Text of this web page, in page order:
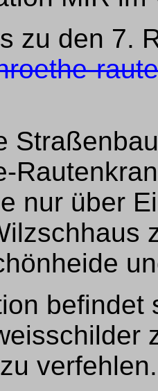
zu den 7.
nur über
befindet
verfehlen.